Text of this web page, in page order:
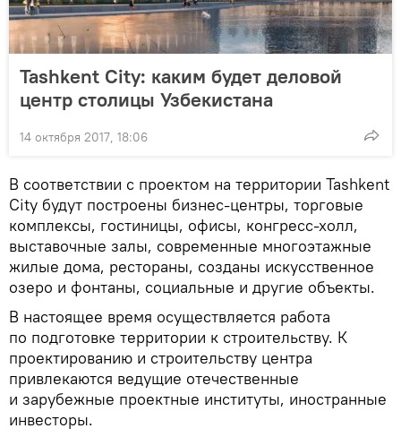
Tashkent City: каким будет деловой
центр столицы Узбекистана
14 октября 2017, 18:06
В соответствии с проектом на территории Tashkent
City будут построены бизнес-центры, торговые
комплексы, гостиницы, офисы, конгресс-холл,
выставочные залы, современные многоэтажные
жилые дома, рестораны, созданы искусственное
озеро и фонтаны, социальные и другие объекты.
В настоящее время осуществляется работа
по подготовке территории к строительству. К
проектированию и строительству центра
привлекаются ведущие отечественные
и зарубежные проектные институты, иностранные
инвесторы.